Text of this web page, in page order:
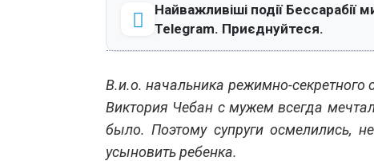
Найважливіші події Бессарабії
Telegram. Приєднуйтеся.
В.и.о. начальника режимно-секретного
Виктория Чебан с мужем всегда
было. Поэтому супруги осмелились,
усыновить ребенка.